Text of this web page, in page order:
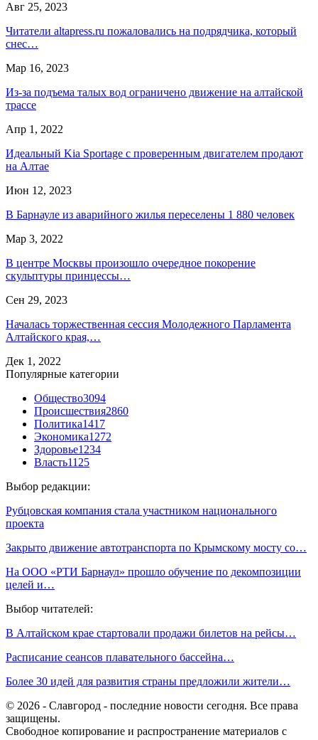
Авг 25, 2023
Читатели altapress.ru пожаловались на подрядчика, который
снес…
Мар 16, 2023
Из-за подъема талых вод ограничено движение на алтайской
трассе
Апр 1, 2022
Идеальный Kia Sportage с проверенным двигателем продают
на Алтае
Июн 12, 2023
В Барнауле из аварийного жилья переселены 1 880 человек
Мар 3, 2022
В центре Москвы произошло очередное покорение
скульптуры принцессы…
Сен 29, 2023
Началась торжественная сессия Молодежного Парламента
Алтайского края,…
Дек 1, 2022
Популярные категории
Общество3094
Происшествия2860
Политика1417
Экономика1272
Здоровье1234
Власть1125
Выбор редакции:
Рубцовская компания стала участником национального
проекта
Закрыто движение автотранспорта по Крымскому мосту со…
На ООО «РТИ Барнаул» прошло обучение по декомпозиции
целей и…
Выбор читателей:
В Алтайском крае стартовали продажи билетов на рейсы…
Расписание сеансов плавательного бассейна…
Более 30 идей для развития страны предложили жители…
© 2026 - Славгород - последние новости сегодня. Все права
защищены.
Свободное копирование и распространение материалов с